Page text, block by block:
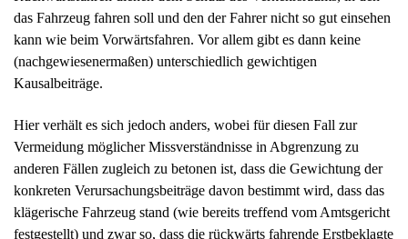
kann wie beim Vorwärtsfahren. Vor allem gibt es dann keine
(nachgewiesenermaßen) unterschiedlich gewichtigen
Kausalbeiträge.
Vermeidung möglicher Missverständnisse in Abgrenzung zu
anderen Fällen zugleich zu betonen ist, dass die Gewichtung der
konkreten Verursachungsbeiträge davon bestimmt wird, dass das
klägerische Fahrzeug stand (wie bereits treffend vom Amtsgericht
festgestellt) und zwar so, dass die rückwärts fahrende Erstbeklagte
mit dem rechten Fahrzeugheck gegen die linke hintere Seite des